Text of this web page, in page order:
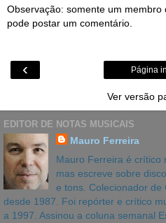
Observação: somente um membro
pode postar um comentário.
‹ Página
Ver versão
EDITOR DE NOTAS MUSICAIS
Mauro Ferreira
Mauro Ferreira é crítico
mas escreve sobre
e tons. Colecionador de
desde 1987. Foi repórter e crítico
a 1997. Assinou a coluna semanal